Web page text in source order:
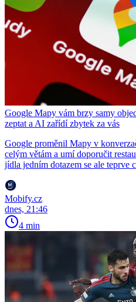
Google Mapy vám brzy samy
zeptat a AI zařídí zbytek za vás
Google proměnil Mapy v
celým větám a umí doporučit
jídla jedním dotazem se ale teprve
Mobify.cz
dnes, 21:46
4 min